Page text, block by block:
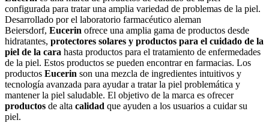
configurada para trataruna amplia variedad de problemas de la piel.
Desarrollado porel laboratorio farmacéutico aleman
Beiersdorf, Eucerin ofrece una amplia gama de productos desde
hidratantes, protectores solares y productos para el cuidado de la
piel de la cara hasta productos para el tratamiento de enfermedades
de la piel. Estos productos se pueden encontraren farmacias. Los
productos Eucerin son una mezcla de ingredientes intuitivos y
tecnología avanzada para ayudara tratarla piel problemática y
mantenerla piel saludable. El objetivo de la marca es ofrecer
productos de alta calidad que ayuden a los usuarios a cuidarsu
piel.